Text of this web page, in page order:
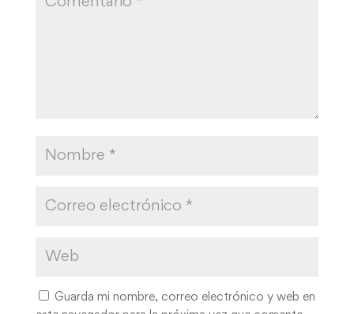
Guarda mi nombre, correo electrónico y web en